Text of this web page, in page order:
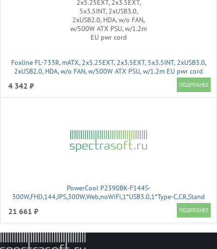
Foxline FL-733R, mATX, 2x5.25EXT, 2x3.5EXT, 5x3.5INT, 2xUSB3.0,
2xUSB2.0, HDA, w/o FAN, w/500W ATX PSU, w/1.2m EU pwr cord
4 342 ₽
PowerCool P2390BK-F144S-
300W,FHD,144,IPS,300W,Web,noWiFi,1*USB3.0,1*Type-C,CR,Stand
21 661 ₽